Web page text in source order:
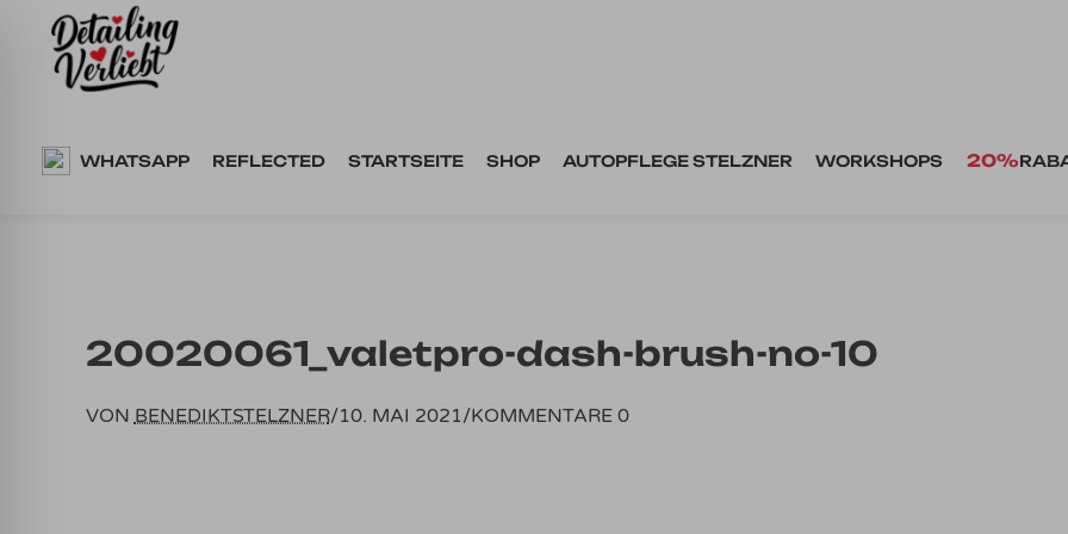
Springe
WHATSAPP REFLECTED STARTSEITE SHOP AUTOPFLEGE STELZNER WORKSHOPS 20%
20020061_valetpro-dash-brush-no-10
VON BENEDIKTSTELZNER/10. MAI 2021/KOMMENTARE 0